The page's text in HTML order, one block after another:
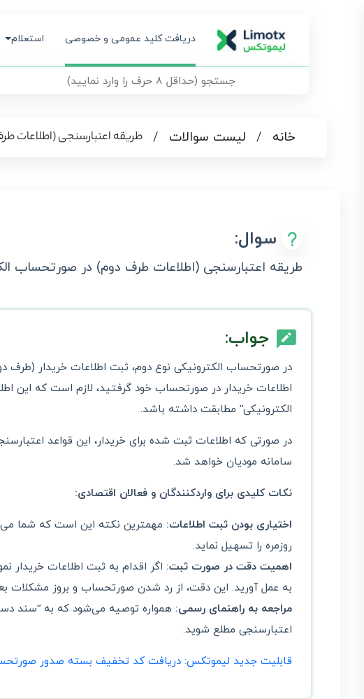
دریافت کلید عمومی و خصوصی استعلام
خانه / لیست سوالات / طریقه اعتبا‌رسنجی (اطلاعات
سوال:
طریقه اعتبا‌رسنجی (اطلاعات طرف دوم) در صورتحساب
جواب:
در صورتحساب الکترونیکی نوع دوم، ثبت اطلاعات خریدار (طرف
اطلاعات خریدار در صورتحساب خود گرفتید، لازم است که این
الکترونیکی” مطابقت داشته باشد.
در صورتی که اطلاعات ثبت شده برای خریدار، این قواعد
سامانه مودیان خواهد شد.
نکات کلیدی برای واردکنندگان و فعالان اقتصادی:
اختیاری بودن ثبت اطلاعات: مهمترین نکته این است که شما
روزمره را تسهیل نماید.
اهمیت دقت در صورت ثبت: اگر اقدام به ثبت اطلاعات خریدار
به عمل آورید. این دقت، از رد شدن صورتحساب و بروز مشکلات
مراجعه به راهنمای رسمی: همواره توصیه می‌شود که به “سند
اعتبارسنجی مطلع شوید.
قابلیت جدید لیموتکس: دریافت کد تخفیف بسته صدور